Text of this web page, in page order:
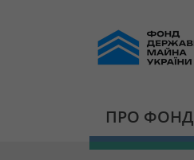
ПРО ФОНД